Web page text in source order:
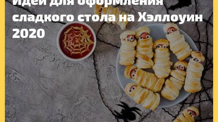
сладкого стола на Хэллоуин
2020